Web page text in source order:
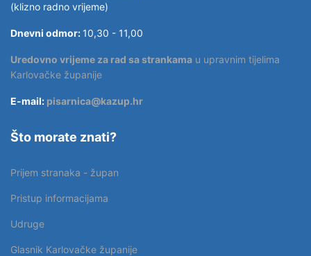
(klizno radno vrijeme)
Dnevni odmor: 10,30 - 11,00
Uredovno vrijeme za rad sa strankama u upravnim tijelima
Karlovačke županije
E-mail: pisarnica@kazup.hr
Što morate znati?
Prijem stranaka - župan
Pristup informacijama
Udruge
Glasnik Karlovačke županije